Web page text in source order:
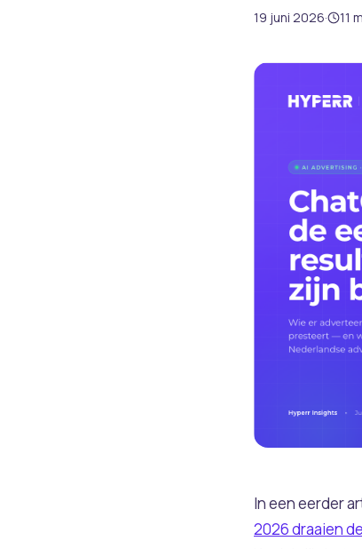
19 juni 2026· 11
In een eerder
2026 draaien